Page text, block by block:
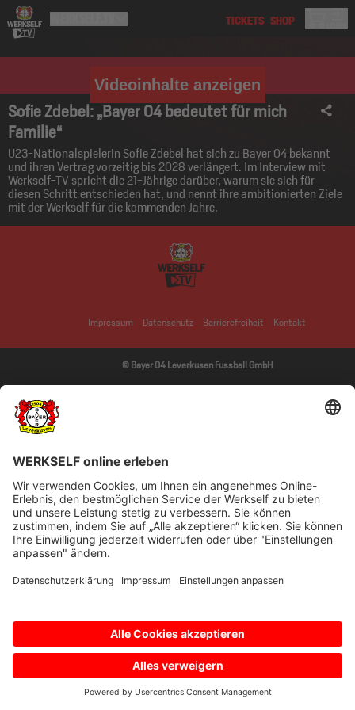
Videoinhalte anzeigen
Sofie Zdebel: „Bayer 04 bedeutet für mich
Familie“
U23-Nationalspielerin Sofie Zdebel hat sich zu Bayer 04 bekannt
und ihren Vertrag vorzeitig bis 2028 verlängert. Im Interview mit
Werkself-TV spricht die 21-Jährige darüber, warum sie sich für
diesen Schritt entschieden hat, und nennt ihre ambitionierten Ziele
mit der Werkself für die kommenden Jahre.
Impressum Datenschutz Barrierefreiheit Kontakt
© Bayer 04 Leverkusen Fussball GmbH